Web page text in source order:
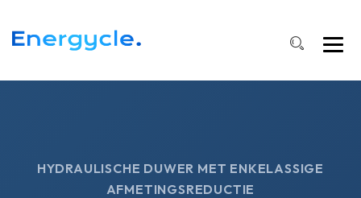
HYDRAULISCHE DUWER MET ENKELASSIGE
AFMETINGSREDUCTIE